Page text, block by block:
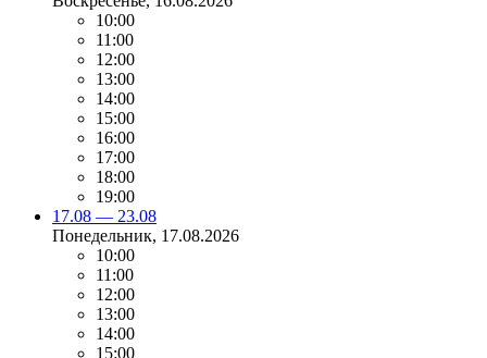
10:00
11:00
12:00
13:00
14:00
15:00
16:00
17:00
18:00
19:00
17.08 — 23.08
Понедельник, 17.08.2026
10:00
11:00
12:00
13:00
14:00
15:00